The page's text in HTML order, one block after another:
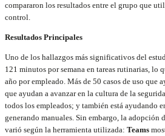
compararon los resultados entre el grupo que
control.
Resultados Principales
Uno de los hallazgos más significativos del
121 minutos por semana en tareas rutinarias, lo
año por empleado. Más de 50 casos de uso que
que ayudan a avanzar en la cultura de la
todos los empleados; y también está ayudando
generando manuales. Sin embargo, la
varió según la herramienta utilizada: Teams